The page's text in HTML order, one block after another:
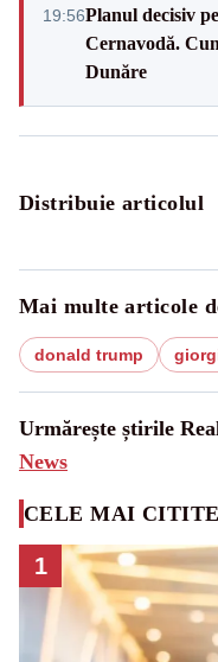
19:56Planul decisiv
Cernavodă.
Dunăre
Distribuie articolul
Mai multe articole
donald trump
Urmărește știrile
News
CELE MAI CITITE
1